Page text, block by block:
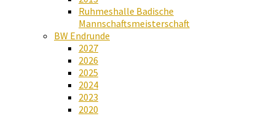
Ruhmeshalle Badische
Mannschaftsmeisterschaft
BW Endrunde
2027
2026
2025
2024
2023
2020